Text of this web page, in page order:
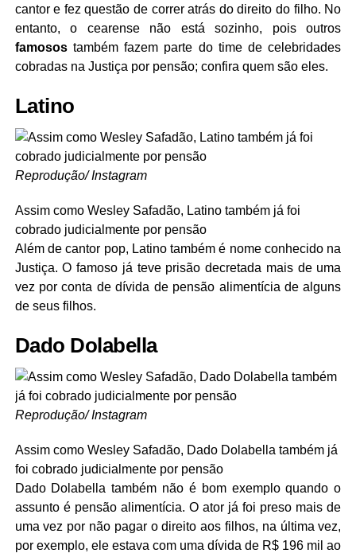
cantor e fez questão de correr atrás do direito do filho. No
entanto, o cearense não está sozinho, pois outros
famosos também fazem parte do time de celebridades
cobradas na Justiça por pensão; confira quem são eles.
Latino
Reprodução/ Instagram
Assim como Wesley Safadão, Latino também já foi
cobrado judicialmente por pensão
Além de cantor pop, Latino também é nome conhecido na
Justiça. O famoso já teve prisão decretada mais de uma
vez por conta de dívida de pensão alimentícia de alguns
de seus filhos.
Dado Dolabella
Reprodução/ Instagram
Assim como Wesley Safadão, Dado Dolabella também já
foi cobrado judicialmente por pensão
Dado Dolabella também não é bom exemplo quando o
assunto é pensão alimentícia. O ator já foi preso mais de
uma vez por não pagar o direito aos filhos, na última vez,
por exemplo, ele estava com uma dívida de R$ 196 mil ao